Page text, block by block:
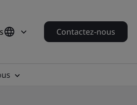
Contactez-nous